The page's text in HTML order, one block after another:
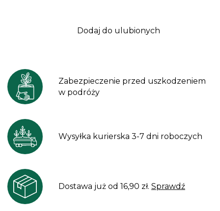
Dodaj do ulubionych
Zabezpieczenie przed uszkodzeniem
w podróży
Wysyłka kurierska 3-7 dni roboczych
Dostawa już od 16,90 zł. Sprawdź